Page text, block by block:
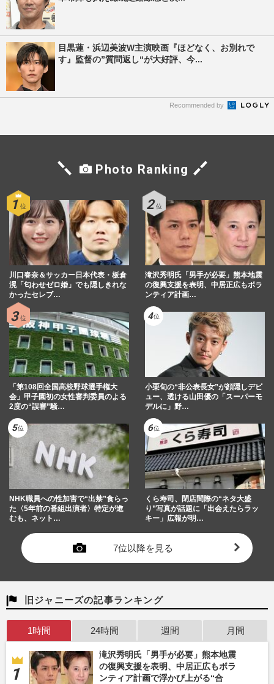
目黒蓮・浜辺美波W主演映画『ほどなく、お別れで
す』監督の”質問返し“が大好評、今...
Recommended by
Photo Ranking
川口春奈＆サッカー日本代表・板倉
滉「匂わせゼロ婚」でも隠しきれな
かったセレブ…
滝沢秀明氏「男手が必要」熊本地震
の復興支援を表明、中居正広もボラ
ンティア計画…
「第108回全国高校野球選手権大
会」甲子園初の女性審判委員のよる
2度の“誤審”騒…
小栗旬の“非公表長女”が顔隠しデビ
ュー、透ける山田優の「スーパーモ
デルに」野…
NHK職員への性加害で“出禁”食らっ
た〈5年前の番組出演者〉特定が進
むも、ネット…
くら寿司、閉店間際の“ネタ大盛
り”写真が話題に「出会えたらラッ
キー」広報が明…
7位以降を見る
旧ジャニーズの記事ランキング
1時間 24時間 週間 月間
滝沢秀明氏「男手が必要」熊本地震
の復興支援を表明、中居正広もボラ
ンティア計画で浮かび上がる“合